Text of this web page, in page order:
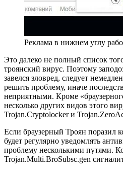
Реклама в нижнем углу
Это далеко не полный список
троянский вирус. Поэтому
завелся зловред, следует
решить проблему, иначе
неприятными. Кроме
несколько других видов этого
Trojan.Cryptolocker и
Если браузерный Троян поразил
будет регулярно уведомлять
проблему несколькими путями.
Trojan.Multi.BroSubsc.gen